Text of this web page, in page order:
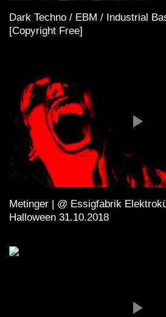
Dark Techno / EBM / Industrial
[Copyright Free]
Metinger | @ Essigfabrik
Halloween 31.10.2018